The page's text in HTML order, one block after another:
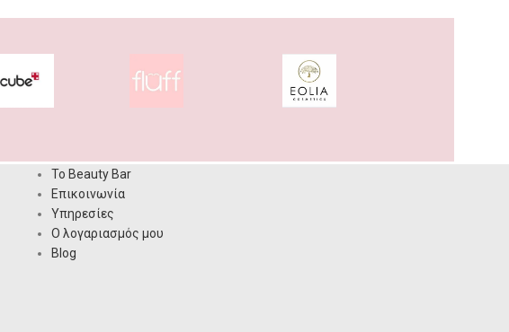
Το Beauty Bar
Επικοινωνία
Υπηρεσίες
Ο λογαριασμός μου
Blog